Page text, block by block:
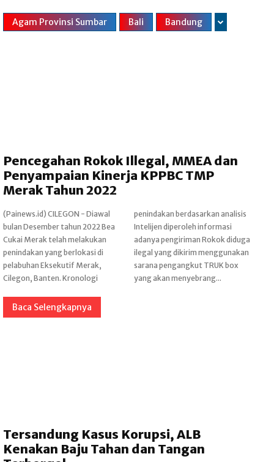
Agam Provinsi Sumbar Bali Bandung
Pencegahan Rokok Illegal, MMEA dan
Penyampaian Kinerja KPPBC TMP
Merak Tahun 2022
(Painews.id) CILEGON - Diawal
bulan Desember tahun 2022 Bea
Cukai Merak telah melakukan
penindakan yang berlokasi di
pelabuhan Eksekutif Merak,
Cilegon, Banten. Kronologi
penindakan berdasarkan analisis
Intelijen diperoleh informasi
adanya pengiriman Rokok diduga
ilegal yang dikirim menggunakan
sarana pengangkut TRUK box
yang akan menyebrang...
Baca Selengkapnya
Tersandung Kasus Korupsi, ALB
Kenakan Baju Tahan dan Tangan